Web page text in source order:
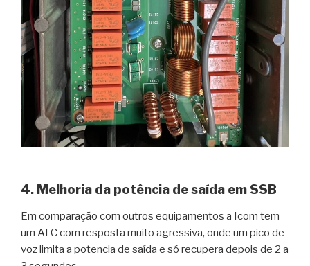
4. Melhoria da potência de saída em SSB
Em comparação com outros equipamentos a Icom tem
um ALC com resposta muito agressiva, onde um pico de
voz limita a potencia de saída e só recupera depois de 2 a